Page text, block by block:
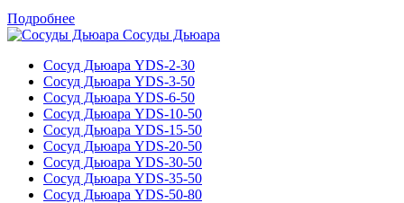
Подробнее
Сосуды Дьюара
Сосуд Дьюара YDS-2-30
Сосуд Дьюара YDS-3-50
Сосуд Дьюара YDS-6-50
Сосуд Дьюара YDS-10-50
Сосуд Дьюара YDS-15-50
Сосуд Дьюара YDS-20-50
Сосуд Дьюара YDS-30-50
Сосуд Дьюара YDS-35-50
Сосуд Дьюара YDS-50-80